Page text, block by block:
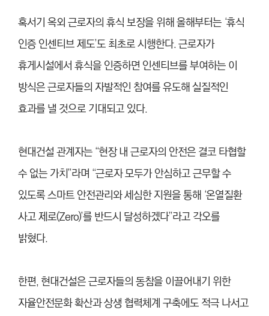
혹서기 옥외 근로자의 휴식 보장을 위해 올해부터는 ‘휴식
인증 인센티브 제도’도 최초로 시행한다. 근로자가
휴게시설에서 휴식을 인증하면 인센티브를 부여하는 이
방식은 근로자들의 자발적인 참여를 유도해 실질적인
효과를 낼 것으로 기대되고 있다.
현대건설 관계자는 “현장 내 근로자의 안전은 결코 타협할
수 없는 가치”라며 “근로자 모두가 안심하고 근무할 수
있도록 스마트 안전관리와 세심한 지원을 통해 ‘온열질환
사고 제로(Zero)’를 반드시 달성하겠다”라고 각오를
밝혔다.
한편, 현대건설은 근로자들의 동참을 이끌어내기 위한
자율안전문화 확산과 상생 협력체계 구축에도 적극 나서고